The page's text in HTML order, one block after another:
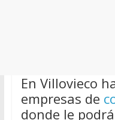
En Villovieco
empresas de
donde le